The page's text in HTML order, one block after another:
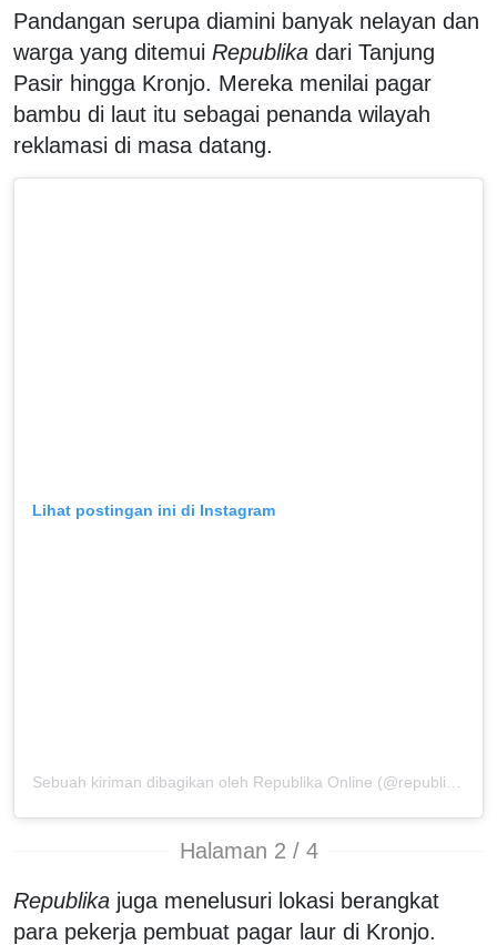
Pandangan serupa diamini banyak nelayan dan
warga yang ditemui Republika dari Tanjung
Pasir hingga Kronjo. Mereka menilai pagar
bambu di laut itu sebagai penanda wilayah
reklamasi di masa datang.
Lihat postingan ini di Instagram
Halaman 2 / 4
Republika juga menelusuri lokasi berangkat
para pekerja pembuat pagar laur di Kronjo.